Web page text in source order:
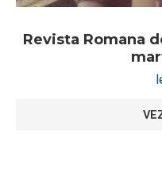
Revista Romana